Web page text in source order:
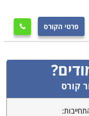
פרטי הקורס 
קורס